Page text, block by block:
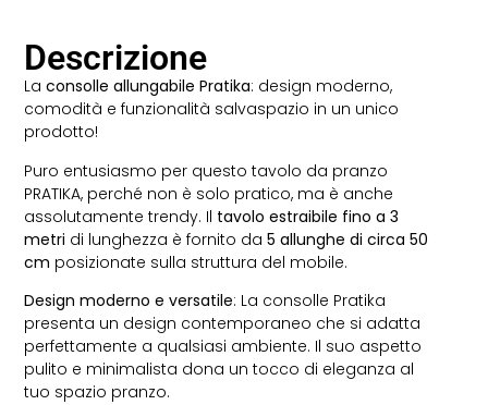
Descrizione
Laconsolle allungabile Pratika: design moderno,
comodità e funzionalità salvaspazio in un unico
prodotto!
Puro entusiasmo per questo tavolo da pranzo
PRATIKA, perché non è solo pratico, ma è anche
assolutamente trendy. Il tavolo estraibile fino a 3
metri di lunghezza è fornito da5 allunghe di circa 50
cm posizionate sulla struttura del mobile.
Design moderno e versatile: La consolle Pratika
presenta un design contemporaneo che si adatta
perfettamente a qualsiasi ambiente. Il suo aspetto
pulito e minimalista dona un tocco di eleganza al
tuo spazio pranzo.